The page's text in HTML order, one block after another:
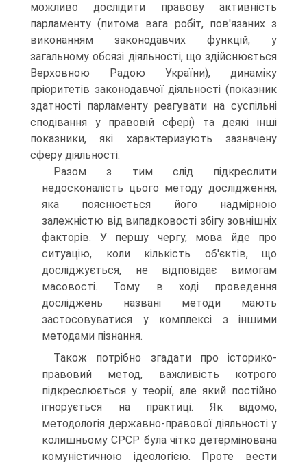
можливо дослідити правову активність
парламенту (питома вага робіт, пов'язаних з
виконанням законодавчих функцій, у
загальному обсязі діяльності, що здійснюється
Верховною Радою України), динаміку
пріоритетів законодавчої діяльності (показник
здатності парламенту реагувати на суспільні
сподівання у правовій сфері) та деякі інші
показники, які характеризують зазначену
сферу діяльності.
Разом з тим слід підкреслити
недосконалість цього методу дослідження,
яка пояснюється його надмірною
залежністю від випадковості збігу зовнішніх
факторів. У першу чергу, мова йде про
ситуацію, коли кількість об'єктів, що
досліджується, не відповідає вимогам
масовості. Тому в ході проведення
досліджень названі методи мають
застосовуватися у комплексі з іншими
методами пізнання.
Також потрібно згадати про історико-
правовий метод, важливість котрого
підкреслюється у теорії, але який постійно
ігнорується на практиці. Як відомо,
методологія державно-правової діяльності у
колишньому СРСР була чітко детермінована
комуністичною ідеологією. Проте вести